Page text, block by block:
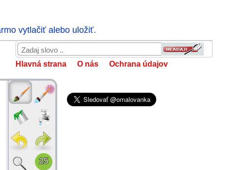
vytlačiť alebo uložiť.
Hlavná strana O nás Ochrana údajov